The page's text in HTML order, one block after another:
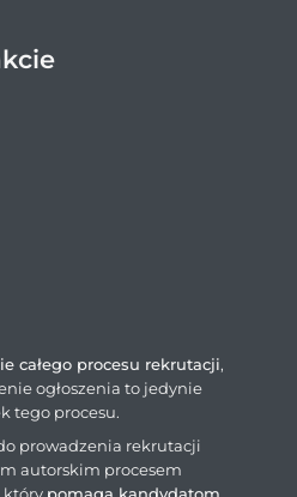
całego procesu rekrutacji,
ogłoszenia to jedynie
tego procesu.
prowadzenia rekrutacji
autorskim procesem